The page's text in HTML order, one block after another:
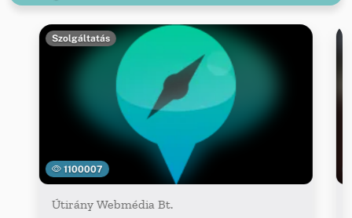
1100007
Szolgáltatás
Útirány Webmédia Bt.